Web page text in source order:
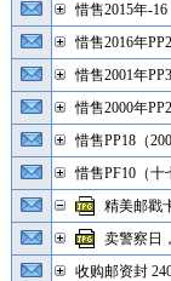
惜售2015年-
惜售2016年
惜售2001年
惜售2000年
惜售PP18（
惜售PF10（十
精美邮戳
卖警察日
收购邮资封